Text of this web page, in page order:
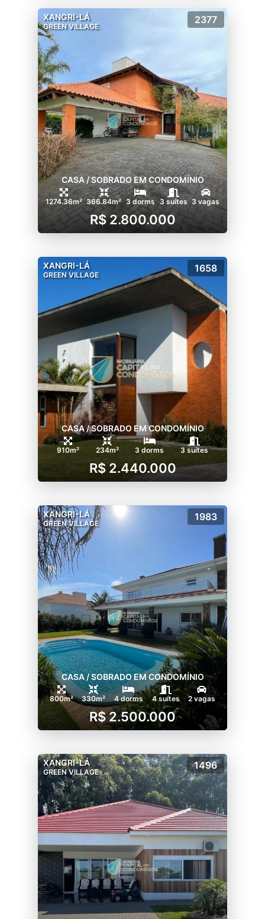
XANGRI-LÁ
GREEN VILLAGE
2377
CASA / SOBRADO EM CONDOMÍNIO
1274.36m² 366.84m² 3 dorms 3 suítes 3 vagas
R$ 2.800.000
XANGRI-LÁ
GREEN VILLAGE
1658
CASA / SOBRADO EM CONDOMÍNIO
910m² 234m² 3 dorms 3 suítes
R$ 2.440.000
XANGRI-LÁ
GREEN VILLAGE
1983
CASA / SOBRADO EM CONDOMÍNIO
800m² 330m² 4 dorms 4 suítes 2 vagas
R$ 2.500.000
XANGRI-LÁ
GREEN VILLAGE
1496